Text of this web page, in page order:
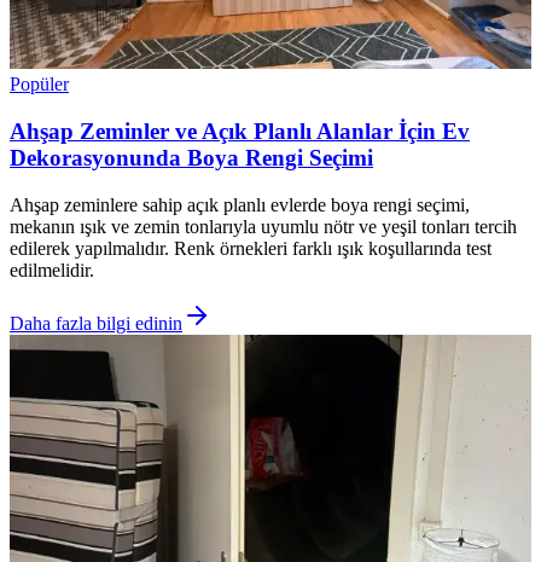
Popüler
Ahşap Zeminler ve Açık Planlı Alanlar İçin Ev
Dekorasyonunda Boya Rengi Seçimi
Ahşap zeminlere sahip açık planlı evlerde boya rengi seçimi,
mekanın ışık ve zemin tonlarıyla uyumlu nötr ve yeşil tonları tercih
edilerek yapılmalıdır. Renk örnekleri farklı ışık koşullarında test
edilmelidir.
Daha fazla bilgi edinin